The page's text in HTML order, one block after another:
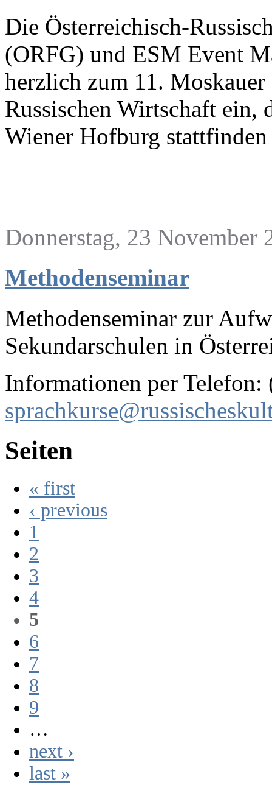
Die Österreichisch-
(ORFG) und ESM Event
herzlich zum 11.
Russischen Wirtschaft ein,
Wiener Hofburg stattfinden
Donnerstag, 23 November
Methodenseminar
Methodenseminar zur
Sekundarschulen in
Informationen per
Seiten
« first
‹ previous
1
2
3
4
5
6
7
8
9
…
next ›
last »